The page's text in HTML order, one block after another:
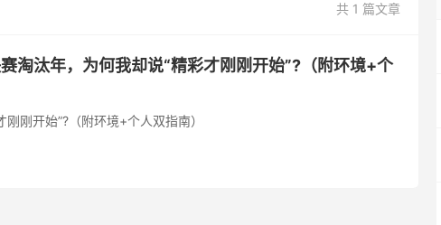
共 1 篇文章
淘汰年，为何我却说“精彩才刚刚开始”?（附环境+个
刚开始”?（附环境+个人双指南）